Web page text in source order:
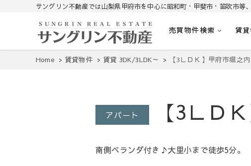
サングリン不動産では山梨県甲府市を中心に昭和町・甲斐市・笛吹市
山梨サングリン不動産
山梨不動産｜不動産売買、賃貸、無料査定｜山梨県甲府市を中心に昭和町・
売買物件検索 賃
Home 賃貸物件 賃貸 3DK/3LDK～ 【3ＬＤＫ】甲府市堀之
アパート 【3ＬＤ
南側ベランダ付き♪大里小まで徒歩5分。